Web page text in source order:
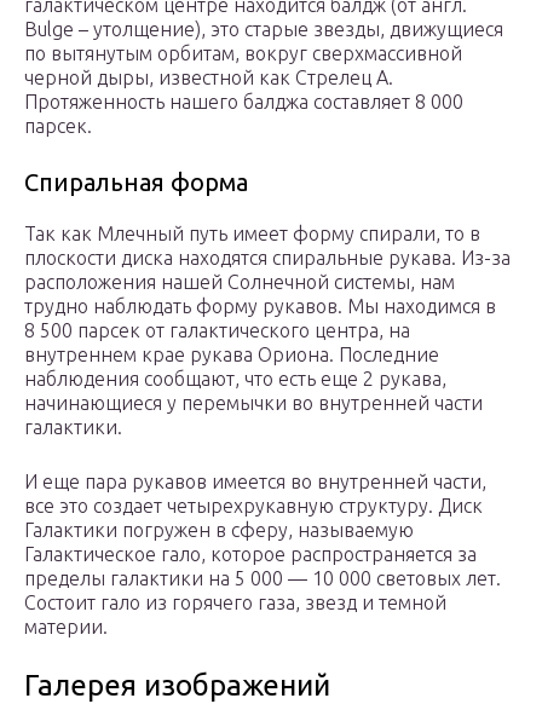
галактическом центре находится балдж (от англ.
Bulge – утолщение), это старые звезды, движущиеся
по вытянутым орбитам, вокруг сверхмассивной
черной дыры, известной как Стрелец А.
Протяженность нашего балджа составляет 8 000
парсек.
Спиральная форма
Так как Млечный путь имеет форму спирали, то в
плоскости диска находятся спиральные рукава. Из-за
расположения нашей Солнечной системы, нам
трудно наблюдать форму рукавов. Мы находимся в
8 500 парсек от галактического центра, на
внутреннем крае рукава Ориона. Последние
наблюдения сообщают, что есть еще 2 рукава,
начинающиеся у перемычки во внутренней части
галактики.
И еще пара рукавов имеется во внутренней части,
все это создает четырехрукавную структуру. Диск
Галактики погружен в сферу, называемую
Галактическое гало, которое распространяется за
пределы галактики на 5 000 — 10 000 световых лет.
Состоит гало из горячего газа, звезд и темной
материи.
Галерея изображений